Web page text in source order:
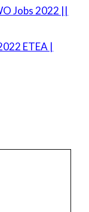
Jobs 2022 ||
ETEA |